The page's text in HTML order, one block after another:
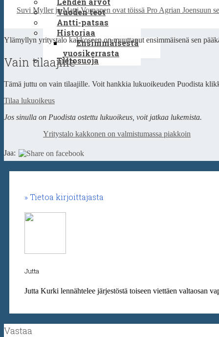
Vuoden teot
Antti-patsas
Historiaa
Ensimmäisestä
vuosikerrasta
Tietosuoja
Suvi Myller ja Matti Vornanen ovat töissä Pro Agrian Joensuun
Ylämyllyn yritystalo kakkoseen on muuttanut ensimmäisenä sen
Vain tilaajille
Tämä juttu on vain tilaajille. Voit hankkia lukuoikeuden Puodista
Tilaa lukuoikeus
Jos sinulla on Puodista ostettu lukuoikeus, voit jatkaa lukemista.
Yritystalo kakkonen on valmistumassa piakkoin
Jaa:
Tietoa kirjoittajasta
Jutta
Jutta Kurki lennähtelee järjestöstä toiseen viettäen valtaosan
Vastaa